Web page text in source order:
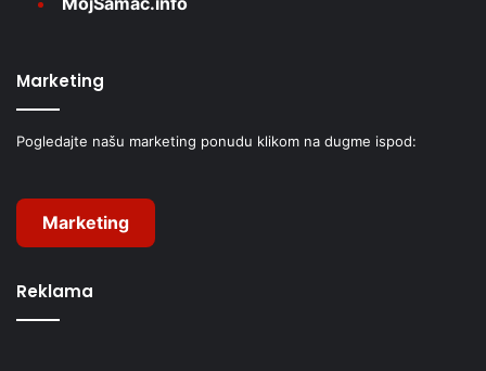
Marketing
Pogledajte našu marketing ponudu klikom na dugme ispod:
Marketing
Reklama